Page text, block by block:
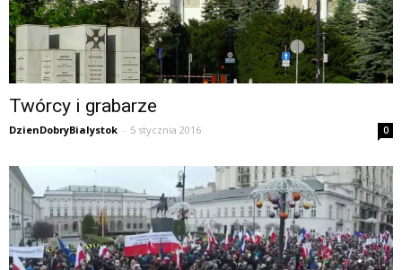
Twórcy i grabarze
DzienDobryBialystok - 5 stycznia 2016 0